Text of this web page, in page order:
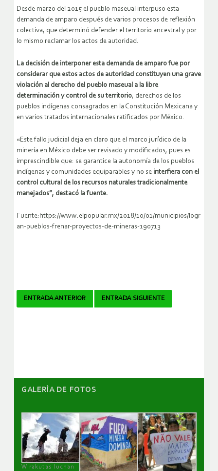
Desde marzo del 2015 el pueblo maseual interpuso esta
demanda de amparo después de varios procesos de reflexión
colectiva, que determinó defender el territorio ancestral y por
lo mismo reclamar los actos de autoridad.
La decisión de interponer esta demanda de amparo fue por
considerar que estos actos de autoridad constituyen una grave
violación al derecho del pueblo maseual a la libre
determinación y control de su territorio, derechos de los
pueblos indígenas consagrados en la Constitución Mexicana y
en varios tratados internacionales ratificados por México.
«Este fallo judicial deja en claro que el marco jurídico de la
minería en México debe ser revisado y modificados, pues es
imprescindible que: se garantice la autonomía de los pueblos
indígenas y comunidades equiparables y no se interfiera con el
control cultural de los recursos naturales tradicionalmente
manejados”, destacó la fuente.
Fuente:https://www.elpopular.mx/2018/10/01/municipios/logr
an-pueblos-frenar-proyectos-de-mineras-190713
Navegador
ENTRADA ANTERIOR ENTRADA SIGUIENTE
GALERÌA DE FOTOS
Wirakutas luchan